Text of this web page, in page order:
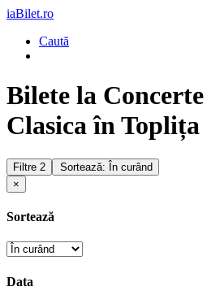
iaBilet.ro
Caută
Bilete la
Clasica în Toplița
Filtre 2
Sortează: În curând
×
Sortează
Data